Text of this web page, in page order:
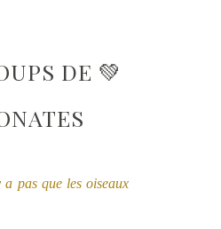
DE 💚
a pas que les oiseaux